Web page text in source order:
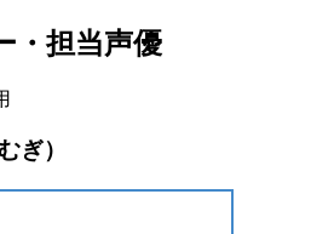
・担当声優
ぎ）